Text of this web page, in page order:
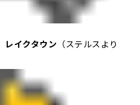
レイクタウン （ステルスより